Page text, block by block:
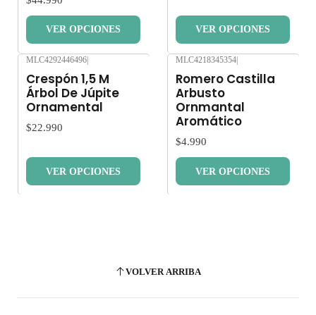
VER OPCIONES VER OPCIONES
MLC4292446496|
Crespón 1,5 M
Árbol De Júpite
Ornamental
$22.990
VER OPCIONES
MLC4218345354|
Romero Castilla
Arbusto
Ornmantal
Aromático
$4.990
VER OPCIONES
VOLVER ARRIBA